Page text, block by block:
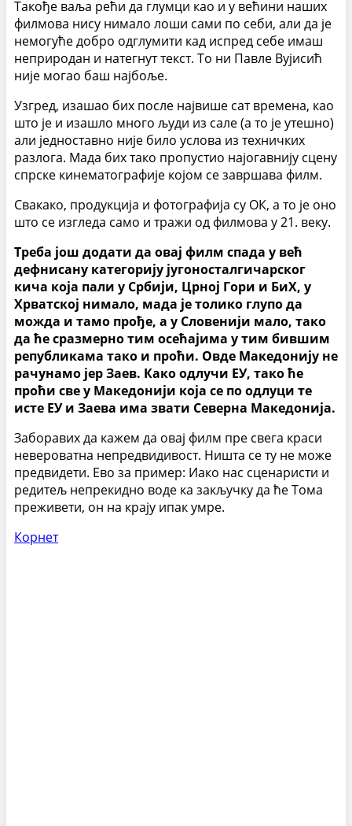
Такође ваља рећи да глумци као и у већини наших
филмова нису нимало лоши сами по себи, али да је
немогуће добро одглумити кад испред себе имаш
неприродан и натегнут текст. То ни Павле Вујисић
није могао баш најбоље.
Узгред, изашао бих после највише сат времена, као
што је и изашло много људи из сале (а то је утешно)
али једноставно није било услова из техничких
разлога. Мада бих тако пропустио најогавнију сцену
спрске кинематографије којом се завршава филм.
Свакако, продукција и фотографија су ОК, а то је оно
што се изгледа само и тражи од филмова у 21. веку.
Треба још додати да овај филм спада у већ
дефнисану категорију југоносталгичарског
кича која пали у Србији, Црној Гори и БиХ, у
Хрватској нимало, мада је толико глупо да
можда и тамо прође, а у Словенији мало, тако
да ће сразмерно тим осећајима у тим бившим
републикама тако и проћи. Овде Македонију не
рачунамо јер Заев. Како одлучи ЕУ, тако ће
проћи све у Македонији која се по одлуци те
исте ЕУ и Заева има звати Северна Македонија.
Заборавих да кажем да овај филм пре свега краси
невероватна непредвидивост. Ништа се ту не може
предвидети. Ево за пример: Иако нас сценаристи и
редитељ непрекидно воде ка закључку да ће Тома
преживети, он на крају ипак умре.
Корнет